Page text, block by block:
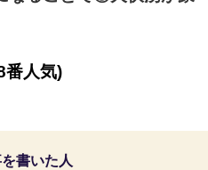
番人気)
書いた人